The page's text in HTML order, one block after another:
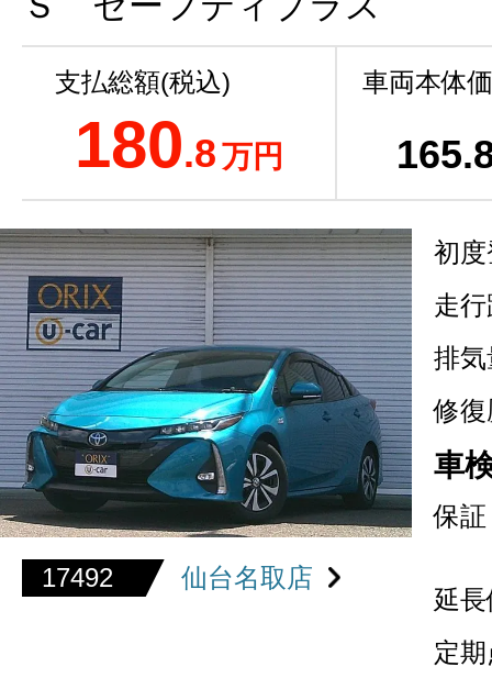
支払総額(税込)
180.8万円
車両本体
165
17492 仙台名取店
初
走
排気
修復
車
保証
延
定